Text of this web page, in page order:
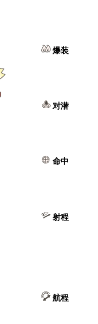
爆装
对潜
命中
射程
航程